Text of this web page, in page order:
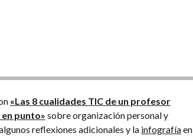
«Las 8 cualidades TIC de un profesor
en punto» sobre organización personal y
reflexiones adicionales y la infografíaen